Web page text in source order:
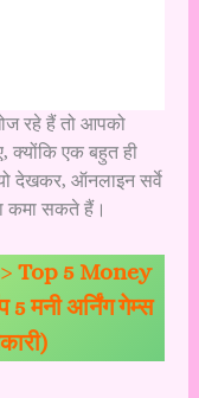
रहे हैं तो आपको
क्योंकि एक बहुत ही
देखकर, ऑनलाइन सर्वे
कमा सकते हैं।
Top 5 Money
मनी अर्निंग गेम्स